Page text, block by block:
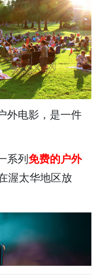
外电影，是一件
系列 免费的户外
渥太华地区放